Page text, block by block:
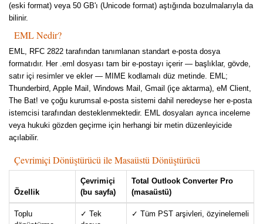
(eski format) veya 50 GB'ı (Unicode format) aştığında bozulmalarıyla da
bilinir.
EML Nedir?
EML, RFC 2822 tarafından tanımlanan standart e-posta dosya
formatıdır. Her .eml dosyası tam bir e-postayı içerir — başlıklar, gövde,
satır içi resimler ve ekler — MIME kodlamalı düz metinde. EML;
Thunderbird, Apple Mail, Windows Mail, Gmail (içe aktarma), eM Client,
The Bat! ve çoğu kurumsal e-posta sistemi dahil neredeyse her e-posta
istemcisi tarafından desteklenmektedir. EML dosyaları ayrıca inceleme
veya hukuki gözden geçirme için herhangi bir metin düzenleyicide
açılabilir.
Çevrimiçi Dönüştürücü ile Masaüstü Dönüştürücü
Özellik
Çevrimiçi
(bu sayfa)
Total Outlook Converter Pro
(masaüstü)
Toplu
✓ Tek
✓ Tüm PST arşivleri, özyinelemeli